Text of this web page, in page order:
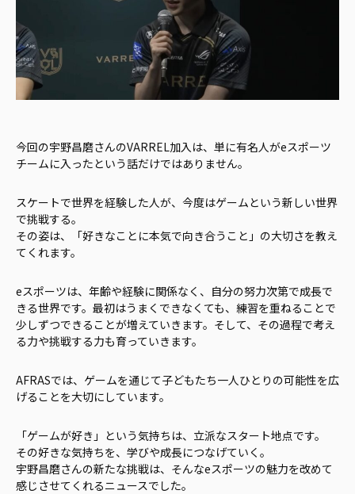
今回の宇野昌磨さんのVARREL加入は、単に有名人がeスポーツ
チームに入ったという話だけではありません。
スケートで世界を経験した人が、今度はゲームという新しい世界
で挑戦する。
その姿は、「好きなことに本気で向き合うこと」の大切さを教え
てくれます。
eスポーツは、年齢や経験に関係なく、自分の努力次第で成長で
きる世界です。最初はうまくできなくても、練習を重ねることで
少しずつできることが増えていきます。そして、その過程で考え
る力や挑戦する力も育っていきます。
AFRASでは、ゲームを通じて子どもたち一人ひとりの可能性を広
げることを大切にしています。
「ゲームが好き」という気持ちは、立派なスタート地点です。
その好きな気持ちを、学びや成長につなげていく。
宇野昌磨さんの新たな挑戦は、そんなeスポーツの魅力を改めて
感じさせてくれるニュースでした。